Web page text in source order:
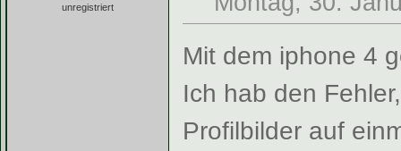
unregistriert
Mit dem iphone 4
Ich hab den
Profilbilder auf